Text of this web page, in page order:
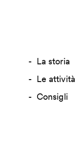
La storia
Le attività
Consigli